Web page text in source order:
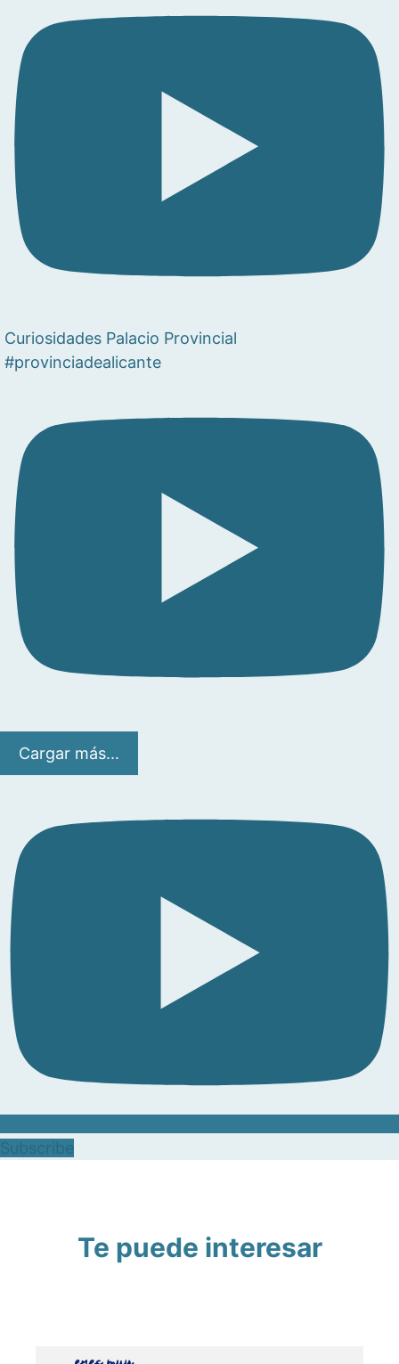
Curiosidades Palacio Provincial
#provinciadealicante
Cargar más...
Te puede interesar